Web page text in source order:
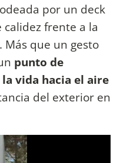
por un deck
frente a la
que un gesto
punto de
vida hacia el aire
del exterior en